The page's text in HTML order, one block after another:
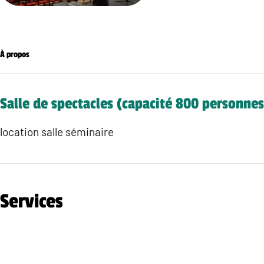
À propos
Salle de spectacles (capacité 800
location salle séminaire
Services